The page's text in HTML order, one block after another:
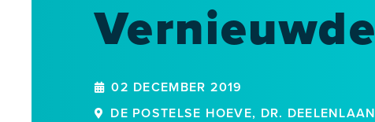
02 DECEMBER 2019
DE POSTELSE HOEVE, DR.